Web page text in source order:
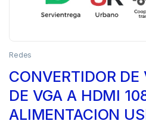
Redes
CONVERTIDOR DE
DE VGA A HDMI
ALIMENTACION